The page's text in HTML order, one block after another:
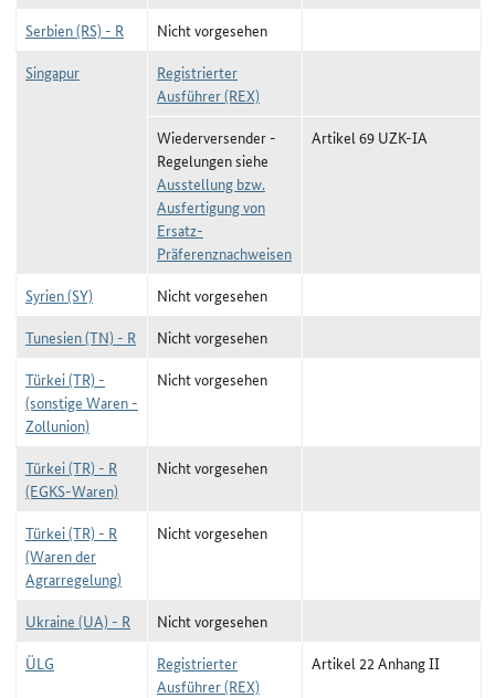
Serbien (RS) - R
Nicht vorgesehen
Singapur
Registrierter
Ausführer (REX)
Wiederversender -
Regelungen siehe
Ausstellung bzw.
Ausfertigung von
Ersatz-
Präferenznachweisen
Artikel 69 UZK-IA
Syrien (SY)
Nicht vorgesehen
Tunesien (TN) - R
Nicht vorgesehen
Türkei (TR) -
(sonstige Waren -
Zollunion)
Nicht vorgesehen
Türkei (TR) - R
(EGKS-Waren)
Nicht vorgesehen
Türkei (TR) - R
(Waren der
Agrarregelung)
Nicht vorgesehen
Ukraine (UA) - R
Nicht vorgesehen
ÜLG
Registrierter
Ausführer (REX)
Artikel 22 Anhang II